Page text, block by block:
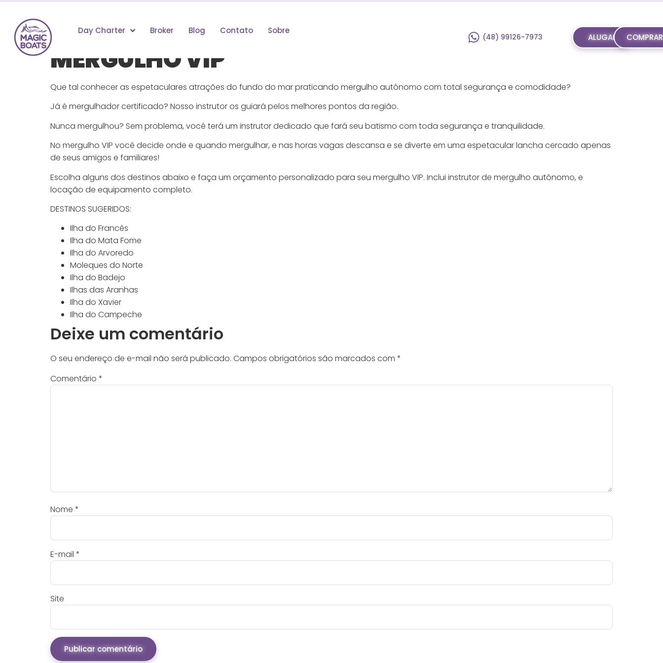
Day Charter Broker Blog Contato Sobre
(48) 99126-7973 ALUGAR COMPRAR
MERGULHO VIP
Que tal conhecer as espetaculares atrações do fundo do mar praticando mergulho autônomo com total segurança e comodidade?
Já é mergulhador certificado? Nosso instrutor os guiará pelos melhores pontos da região.
Nunca mergulhou? Sem problema, você terá um instrutor dedicado que fará seu batismo com toda segurança e tranquilidade.
No mergulho VIP você decide onde e quando mergulhar, e nas horas vagas descansa e se diverte em uma espetacular lancha cercado apenas
de seus amigos e familiares!
Escolha alguns dos destinos abaixo e faça um orçamento personalizado para seu mergulho VIP. Inclui instrutor de mergulho autônomo, e
locação de equipamento completo.
DESTINOS SUGERIDOS:
Ilha do Francês
Ilha do Mata Fome
Ilha do Arvoredo
Moleques do Norte
Ilha do Badejo
Ilhas das Aranhas
Ilha do Xavier
Ilha do Campeche
Deixe um comentário
O seu endereço de e-mail não será publicado. Campos obrigatórios são marcados com *
Comentário *
Nome *
E-mail *
Site